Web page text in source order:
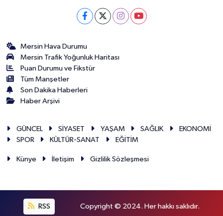
Mersin Hava Durumu
Mersin Trafik Yoğunluk Haritası
Puan Durumu ve Fikstür
Tüm Manşetler
Son Dakika Haberleri
Haber Arşivi
GÜNCEL SİYASET YAŞAM SAĞLIK
EKONOMİ
SPOR
KÜLTÜR-SANAT EĞİTİM
Künye İletişim Gizlilik Sözleşmesi
RSS Copyright © 2024. Her hakkı saklıdır.